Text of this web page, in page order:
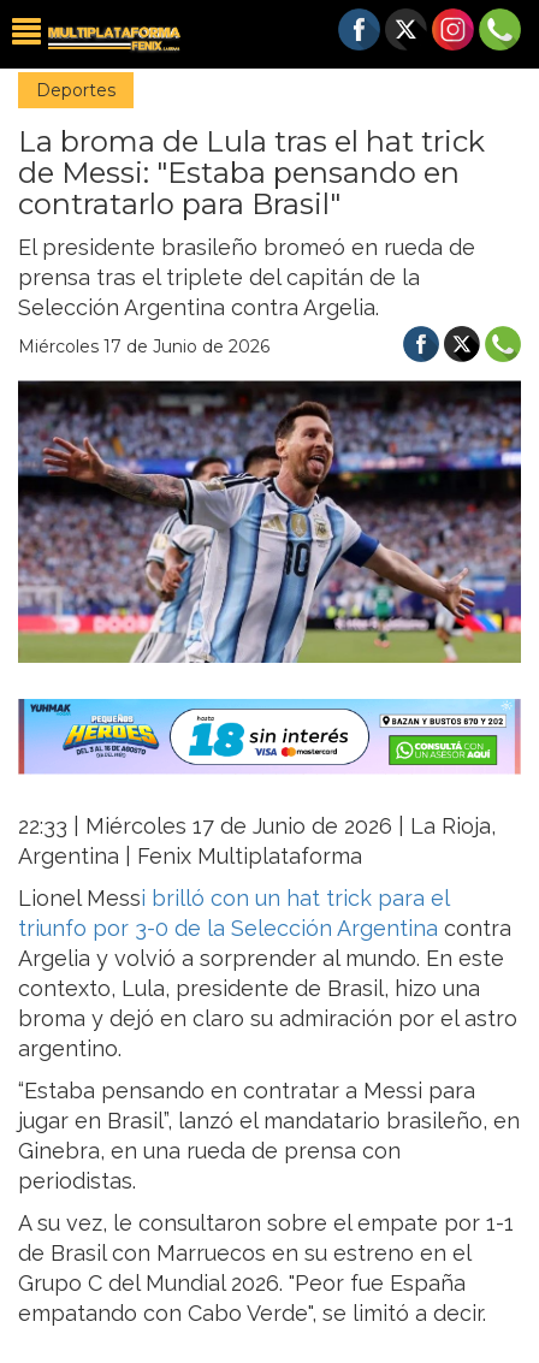
Deportes
La broma de Lula tras el hat trick
de Messi: "Estaba pensando en
contratarlo para Brasil"
El presidente brasileño bromeó en rueda de
prensa tras el triplete del capitán de la
Selección Argentina contra Argelia.
Miércoles 17 de Junio de 2026
22:33 | Miércoles 17 de Junio de 2026 | La Rioja,
Argentina | Fenix Multiplataforma
Lionel Messi brilló con un hat trick para el
triunfo por 3-0 de la Selección Argentina contra
Argelia y volvió a sorprender al mundo. En este
contexto, Lula, presidente de Brasil, hizo una
broma y dejó en claro su admiración por el astro
argentino.
“Estaba pensando en contratar a Messi para
jugar en Brasil”, lanzó el mandatario brasileño, en
Ginebra, en una rueda de prensa con
periodistas.
A su vez, le consultaron sobre el empate por 1-1
de Brasil con Marruecos en su estreno en el
Grupo C del Mundial 2026. "Peor fue España
empatando con Cabo Verde", se limitó a decir.